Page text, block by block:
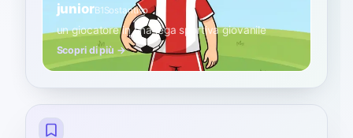
juniorB1Sostantivo
un giocatore in una lega sportiva giovanile
Scopri di più →